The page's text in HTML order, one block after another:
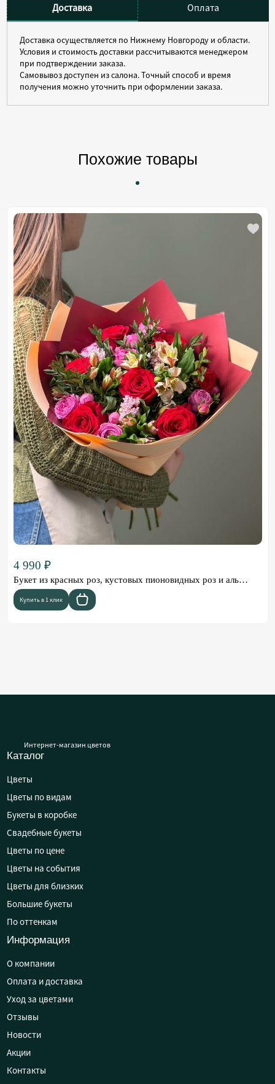
Доставка Оплата
Доставка осуществляется по Нижнему Новгороду и области.
Условия и стоимость доставки рассчитываются менеджером
при подтверждении заказа.
Самовывоз доступен из салона. Точный способ и время
получения можно уточнить при оформлении заказа.
Похожие товары
4 990 ₽
Купить в 1 клик
Букет из красных роз, кустовых пионовидных роз и альстромерии "Дафна"
Интернет-магазин цветов
Каталог
Цветы
Цветы по видам
Букеты в коробке
Свадебные букеты
Цветы по цене
Цветы на события
Цветы для близких
Большие букеты
По оттенкам
Информация
О компании
Оплата и доставка
Уход за цветами
Отзывы
Новости
Акции
Контакты